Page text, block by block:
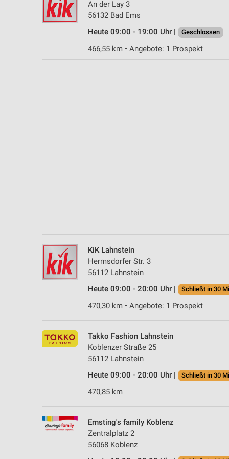
An der Lay 3
56132 Bad Ems
Heute 09:00 - 19:00 Uhr |
Geschlossen
466,55 km • Angebote: 1 Prospekt
KiK Lahnstein
Hermsdorfer Str. 3
56112 Lahnstein
Heute 09:00 - 20:00 Uhr |
Schließt in 30
470,30 km • Angebote: 1 Prospekt
Takko Fashion Lahnstein
Koblenzer Straße 25
56112 Lahnstein
Heute 09:00 - 20:00 Uhr |
Schließt in 30
470,85 km
Ernsting's family Koblenz
Zentralplatz 2
56068 Koblenz
Messung der Performance von Inhalten
Analyse von Zielgruppen durch Statistiken oder Kombinationen